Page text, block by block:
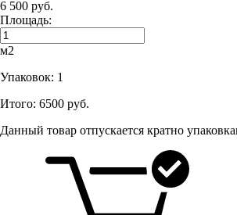
6 500 руб.
Площадь:
м2
Упаковок: 1
Итого: 6500 руб.
Данный товар отпускается кратно